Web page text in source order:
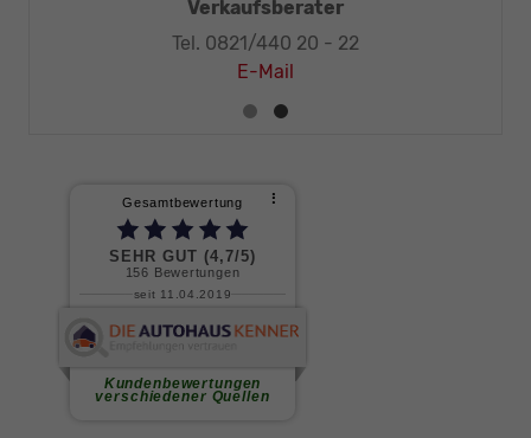
Verkaufsberater
Tel. 0821/440 20 - 22
E-Mail